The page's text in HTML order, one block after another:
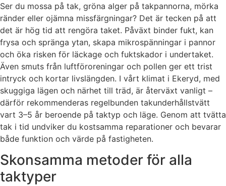
Ser du mossa på tak, gröna alger på takpannorna, mörka
ränder eller ojämna missfärgningar? Det är tecken på att
det är hög tid att rengöra taket. Påväxt binder fukt, kan
frysa och spränga ytan, skapa mikrospänningar i pannor
och öka risken för läckage och fuktskador i undertaket.
Även smuts från luftföroreningar och pollen ger ett trist
intryck och kortar livslängden. I vårt klimat i Ekeryd, med
skuggiga lägen och närhet till träd, är återväxt vanligt –
därför rekommenderas regelbunden takunderhållstvätt
vart 3–5 år beroende på taktyp och läge. Genom att tvätta
tak i tid undviker du kostsamma reparationer och bevarar
både funktion och värde på fastigheten.
Skonsamma metoder för alla
taktyper